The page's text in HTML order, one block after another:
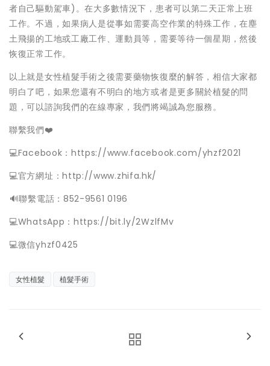
者自己驅動駕車)。在大多數情況下，患者可以第二天正常上班
工作。不過，如果病人是從事如需要高空作業的特殊工作，在塵
土飛揚的工地或工廠工作、運動員等，需要等待一個星期，然後
恢復正常工作。
以上就是女性植髮手術之後需要藥物恢復麼的解答，相信大家都
明白了吧，如果您還有不明白的地方或者是更多關於植髮的問
題，可以諮詢我們的在線專家，我們將竭誠為您服務。
聯繫我們❤️
💻Facebook：https://www.facebook.com/yhzf2021
💻官方網址：http://www.zhifa.hk/
️🔊聯繫電話：852-9561 0196
💻WhatsApp：https://bit.ly/2WzlfMv
💻微信yhzf0425
女性植髮 植髮手術